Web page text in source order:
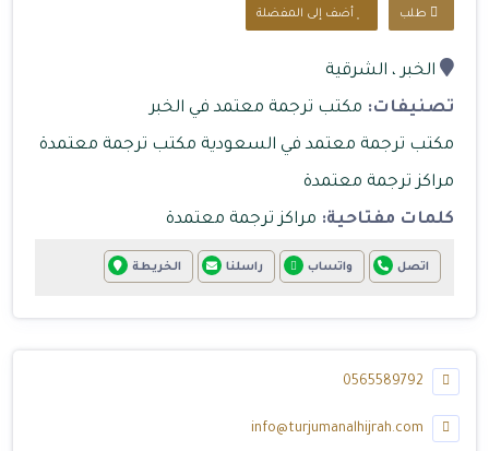
طلب أضف إلى المفضلة
الخبر ، الشرقية
تصنيفات: مكتب ترجمة معتمد في الخبر
مكتب ترجمة معتمد في السعودية مكتب ترجمة معتمدة
مراكز ترجمة معتمدة
كلمات مفتاحية: مراكز ترجمة معتمدة
اتصل واتساب راسلنا الخريطة
info@turjumanalhijrah.com